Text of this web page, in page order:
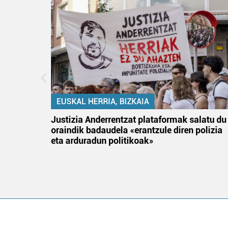
EUSKAL HERRIA, BIZKAIA
Justizia Anderrentzat plataformak salatu du
oraindik badaudela «erantzule diren polizia
eta arduradun politikoak»